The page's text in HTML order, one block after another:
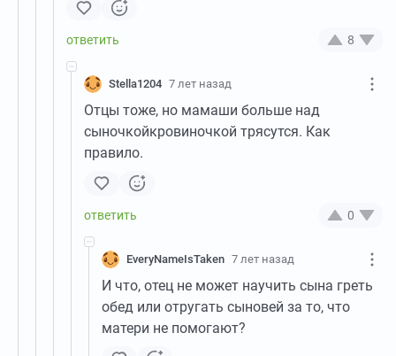
8
Stella1204 7 лет назад
Отцы тоже, но мамаши больше над
сыночкойкровиночкой трясутся. Как
правило.
0
EveryNameIsTaken 7 лет назад
И что, отец не может научить сына греть
обед или отругать сыновей за то, что
матери не помогают?